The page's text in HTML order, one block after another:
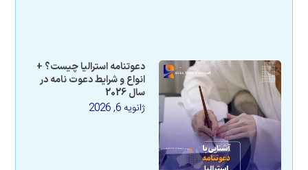
دعوتنامه استرالیا چیست؟ +
انواع و شرایط دعوت نامه در
سال 2026
ژانویه 6, 2026